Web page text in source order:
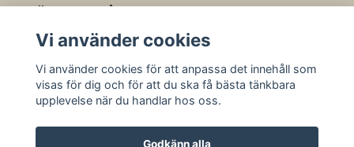
Vi använder cookies
Vi använder cookies för att anpassa det innehåll som
visas för dig och för att du ska få bästa tänkbara
upplevelse när du handlar hos oss.
Godkänn alla